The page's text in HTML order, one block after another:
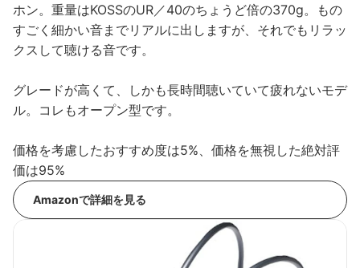
ホン。重量はKOSSのUR／40のちょうど倍の370g。もの
すごく細かい音までリアルに出しますが、それでもリラッ
クスして聴ける音です。
グレードが高くて、しかも長時間聴いていて疲れないモデ
ル。コレもオープン型です。
価格を考慮したおすすめ度は5%、価格を無視した絶対評
価は95%
Amazonで詳細を見る